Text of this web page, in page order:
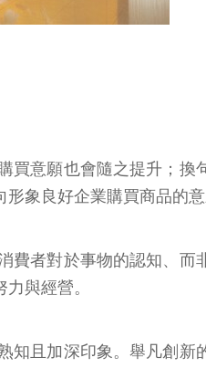
意願也會隨之提升；換
象良好企業購買商品的意
者對於事物的認知、而
與經營。
且加深印象。舉凡創新